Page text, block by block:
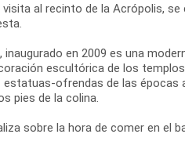
visita al recinto de la Acrópolis,
inaugurado en 2009 es una
escultórica de los
ofrendas de las épocas
pies de la colina.
sobre la hora de comer en el